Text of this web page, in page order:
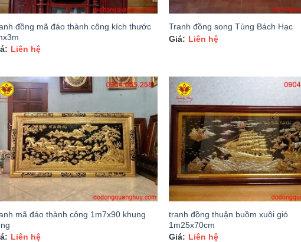
đồng mã đáo thành công kích thước
Liên hệ
Tranh đồng song Tùng Bách Hạc
Liên hệ
mã đáo thành công 1m7x90 khung
Liên hệ
tranh đồng thuận buồm xuôi gió
1m25x70cm
Liên hệ